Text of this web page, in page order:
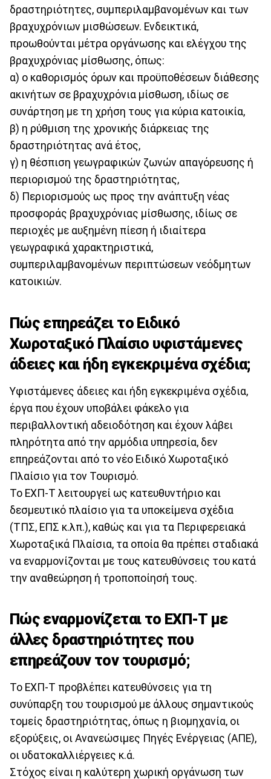
δραστηριότητες, συμπεριλαμβανομένων και των
βραχυχρόνιων μισθώσεων. Ενδεικτικά,
προωθούνται μέτρα οργάνωσης και ελέγχου της
βραχυχρόνιας μίσθωσης, όπως:
α) ο καθορισμός όρων και προϋποθέσεων διάθεσης
ακινήτων σε βραχυχρόνια μίσθωση, ιδίως σε
συνάρτηση με τη χρήση τους για κύρια κατοικία,
β) η ρύθμιση της χρονικής διάρκειας της
δραστηριότητας ανά έτος,
γ) η θέσπιση γεωγραφικών ζωνών απαγόρευσης ή
περιορισμού της δραστηριότητας,
δ) Περιορισμούς ως προς την ανάπτυξη νέας
προσφοράς βραχυχρόνιας μίσθωσης, ιδίως σε
περιοχές με αυξημένη πίεση ή ιδιαίτερα
γεωγραφικά χαρακτηριστικά,
συμπεριλαμβανομένων περιπτώσεων νεόδμητων
κατοικιών.
Πώς επηρεάζει το Ειδικό
Χωροταξικό Πλαίσιο υφιστάμενες
άδειες και ήδη εγκεκριμένα σχέδια;
Υφιστάμενες άδειες και ήδη εγκεκριμένα σχέδια,
έργα που έχουν υποβάλει φάκελο για
περιβαλλοντική αδειοδότηση και έχουν λάβει
πληρότητα από την αρμόδια υπηρεσία, δεν
επηρεάζονται από το νέο Ειδικό Χωροταξικό
Πλαίσιο για τον Τουρισμό.
Το ΕΧΠ-Τ λειτουργεί ως κατευθυντήριο και
δεσμευτικό πλαίσιο για τα υποκείμενα σχέδια
(ΤΠΣ, ΕΠΣ κ.λπ.), καθώς και για τα Περιφερειακά
Χωροταξικά Πλαίσια, τα οποία θα πρέπει σταδιακά
να εναρμονίζονται με τους κατευθύνσεις του κατά
την αναθεώρηση ή τροποποίησή τους.
Πώς εναρμονίζεται το ΕΧΠ-Τ με
άλλες δραστηριότητες που
επηρεάζουν τον τουρισμό;
Το ΕΧΠ-Τ προβλέπει κατευθύνσεις για τη
συνύπαρξη του τουρισμού με άλλους σημαντικούς
τομείς δραστηριότητας, όπως η βιομηχανία, οι
εξορύξεις, οι Ανανεώσιμες Πηγές Ενέργειας (ΑΠΕ),
οι υδατοκαλλιέργειες κ.ά.
Στόχος είναι η καλύτερη χωρική οργάνωση των